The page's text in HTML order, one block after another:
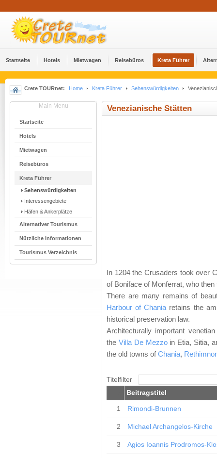
Startseite Hotels Mietwagen Reisebüros Kreta Führer
Crete TOURnet: Home Kreta Führer Sehenswürdigkeiten
Main Menu
Startseite
Hotels
Mietwagen
Reisebüros
Kreta Führer
Sehenswürdigkeiten
Interessengebiete
Häfen & Ankerplätze
Alternativer Tourismus
Nützliche Informationen
Tourismus Verzeichnis
Venezianische Stätten
In 1204 the Crusaders took over
of Boniface of Monferrat, who
There are many remains of
Harbour of Chania retains the
historical preservation law.
Architecturally important
the Villa De Mezzoin Etia, Sitia,
the old towns ofChania,
Titelfilter
Beitragstitel
1 Rimondi-Brunnen
2 Michael Archangelos-Kirche
3 Agios Ioannis Prodromos-